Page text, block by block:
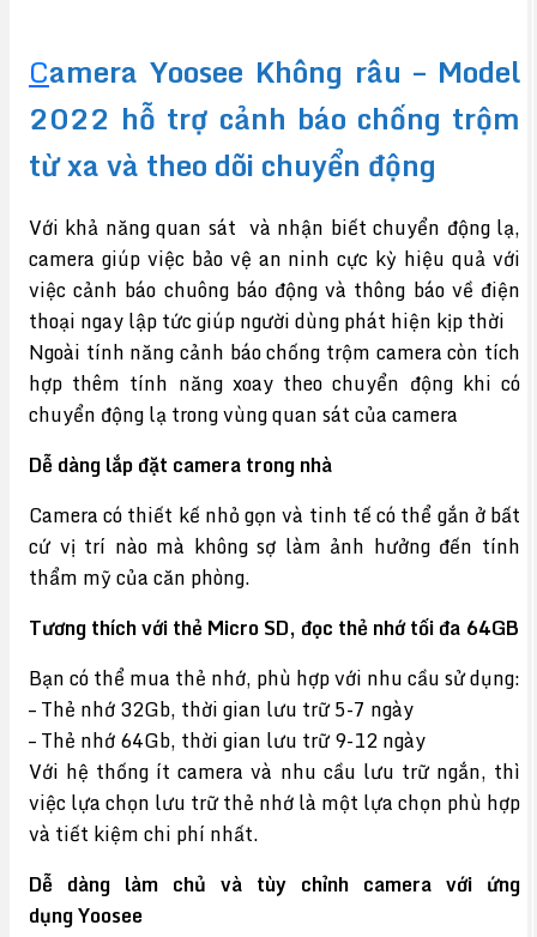
Camera Yoosee Không râu – Model
2022 hỗ trợ cảnh báo chống trộm
từ xa và theo dõi chuyển động
Với khả năng quan sát và nhận biết chuyển động lạ,
camera giúp việc bảo vệ an ninh cực kỳ hiệu quả với
việc cảnh báo chuông báo động và thông báo về điện
thoại ngay lập tức giúp người dùng phát hiện kịp thời
Ngoài tính năng cảnh báo chống trộm camera còn tích
hợp thêm tính năng xoay theo chuyển động khi có
chuyển động lạ trong vùng quan sát của camera
Dễ dàng lắp đặt camera trong nhà
Camera có thiết kế nhỏ gọn và tinh tế có thể gắn ở bất
cứ vị trí nào mà không sợ làm ảnh hưởng đến tính
thẩm mỹ của căn phòng.
Tương thích với thẻ Micro SD, đọc thẻ nhớ tối đa 64GB
Bạn có thể mua thẻ nhớ, phù hợp với nhu cầu sử dụng:
– Thẻ nhớ 32Gb, thời gian lưu trữ 5-7 ngày
– Thẻ nhớ 64Gb, thời gian lưu trữ 9-12 ngày
Với hệ thống ít camera và nhu cầu lưu trữ ngắn, thì
việc lựa chọn lưu trữ thẻ nhớ là một lựa chọn phù hợp
và tiết kiệm chi phí nhất.
Dễ dàng làm chủ và tùy chỉnh camera với ứng
dụng Yoosee